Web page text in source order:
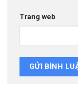
Trang web